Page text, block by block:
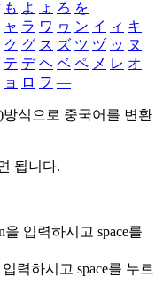
も よ ょ ろ を
ャ ラ ワ ヮ ン イ ィ キ
ク グ ス ズ ツ ヅ ッ ヌ
テ デ ヘ ベ ペ メ レ オ
ョ ロ ヲ ―
식으로 중국어를 변환
됩니다.
을 입력하시고 space를
입력하시고 space를 누르